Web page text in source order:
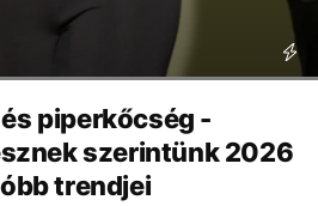
piperkőcség -
szerintünk 2026
trendjei